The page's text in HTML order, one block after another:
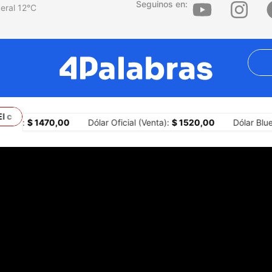
12°C Seguinos en:
conflicto con Brasil y los límites constitucionales del presidente
$ 1470,00 Dólar Oficial (Venta):$ 1520,00 Dólar Blue